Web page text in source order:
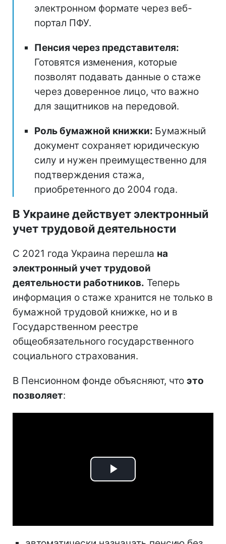
электронном формате через веб-
портал ПФУ.
Пенсия через представителя:
Готовятся изменения, которые
позволят подавать данные о стаже
через доверенное лицо, что важно
для защитников на передовой.
Роль бумажной книжки: Бумажный
документ сохраняет юридическую
силу и нужен преимущественно для
подтверждения стажа,
приобретенного до 2004 года.
В Украине действует электронный
учет трудовой деятельности
С 2021 года Украина перешла на
электронный учет трудовой
деятельности работников. Теперь
информация о стаже хранится не только в
бумажной трудовой книжке, но и в
Государственном реестре
общеобязательного государственного
социального страхования.
В Пенсионном фонде объясняют, что это
позволяет:
Play